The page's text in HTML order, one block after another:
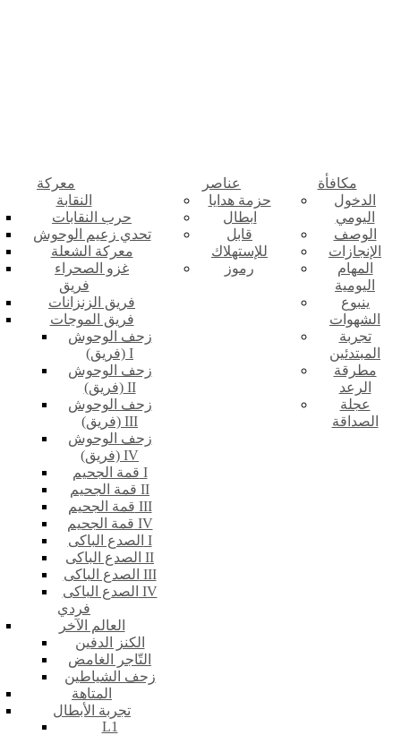
معركة
النقابة
حرب النقابات
تحدي زعيم الوحوش
معركة الشعلة
غزو الصحراء
فريق
فريق الزنزانات
فريق الموجات
زحف الوحوش
(فريق) I
زحف الوحوش
(فريق) II
زحف الوحوش
(فريق) III
زحف الوحوش
(فريق) IV
قمة الجحيم I
قمة الجحيم II
قمة الجحيم III
قمة الجحيم IV
الصدع الباكى I
الصدع الباكى II
الصدع الباكى III
الصدع الباكى IV
فردي
العالم الآخر
الكنز الدفين
التّاجر الغامض
زحف الشياطين
المتاهة
تجربة الأبطال
L1
عناصر
حزمة هدايا
ابطال
قابل
للإستهلاك
رموز
مكافأة
الدخول
اليومي
الوصف
الإنجازات
المهام
اليومية
ينبوع
الشهوات
تجربة
المبتدئين
مطرقة
الرعد
عجلة
الصداقة